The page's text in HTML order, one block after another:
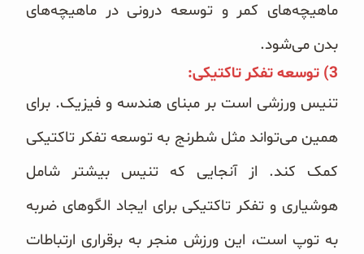
ماهیچه‌های کمر و توسعه درونی در ماهیچه‌های
بدن می‌شود.
3) توسعه تفکر تاکتیکی:
تنیس ورزشی است بر مبنای هندسه و فیزیک. برای
همین می‌تواند مثل شطرنج به توسعه تفکر تاکتیکی
کمک کند. از آنجایی که تنیس بیشتر شامل
هوشیاری و تفکر تاکتیکی برای ایجاد الگوهای ضربه
به توپ است، این ورزش منجر به برقراری ارتباطات